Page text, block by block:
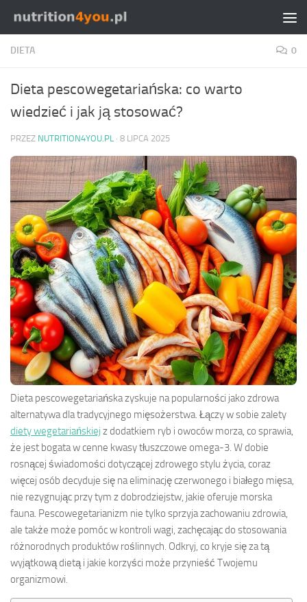
Przejdź do treści
DIETA 0
Dieta pescowegetariańska: co warto
wiedzieć i jak ją stosować?
PRZEZ NUTRITION4YOU.PL · 8 LIPCA 2025
Dieta pescowegetariańska zyskuje na popularności jako zdrowa
alternatywa dla tradycyjnego mięsożerstwa. Łączy w sobie zalety
diety wegetariańskiej z dodatkiem ryb i owoców morza, co sprawia,
że jest bogata w cenne kwasy tłuszczowe omega-3. W dobie
rosnącej świadomości dotyczącej zdrowego stylu życia, coraz
więcej osób decyduje się na eliminację czerwonego i białego mięsa,
nie rezygnując przy tym z dobrodziejstw, jakie oferuje morska
fauna. Pescowegetarianizm nie tylko sprzyja zachowaniu zdrowia,
ale także może pomóc w kontroli wagi, zachęcając do stosowania
różnorodnych produktów roślinnych. Odkryj, co kryje się za tą
wyjątkową dietą i jakie korzyści może przynieść Twojemu
organizmowi.